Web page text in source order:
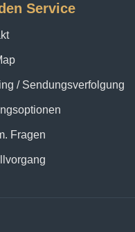
Service
/ Sendungsverfolgung
Fragen